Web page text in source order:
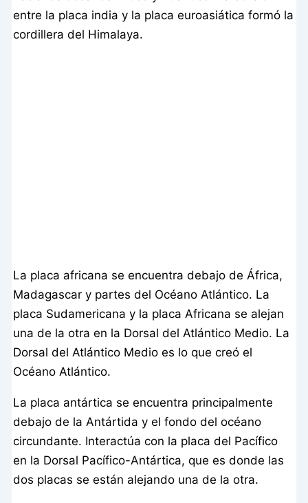
entre la placa india y la placa euroasiática formó la
cordillera del Himalaya.
La placa africana se encuentra debajo de África,
Madagascar y partes del Océano Atlántico. La
placa Sudamericana y la placa Africana se alejan
una de la otra en la Dorsal del Atlántico Medio. La
Dorsal del Atlántico Medio es lo que creó el
Océano Atlántico.
La placa antártica se encuentra principalmente
debajo de la Antártida y el fondo del océano
circundante. Interactúa con la placa del Pacífico
en la Dorsal Pacífico-Antártica, que es donde las
dos placas se están alejando una de la otra.